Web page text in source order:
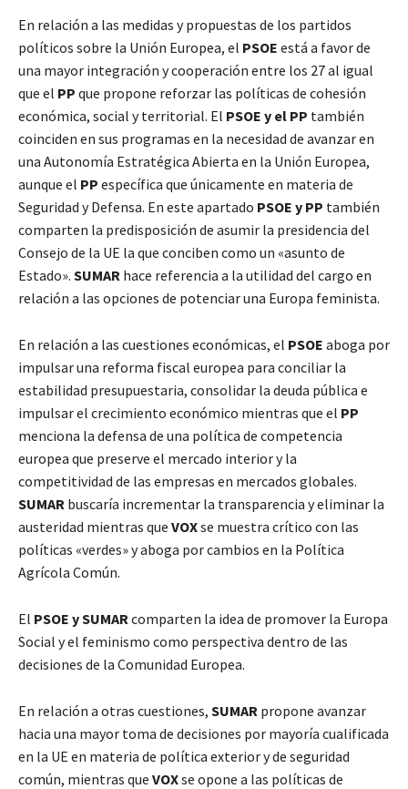
En relación a las medidas y propuestas de los partidos
políticos sobre la Unión Europea, el PSOE está a favor de
una mayor integración y cooperación entre los 27 al igual
que el PP que propone reforzar las políticas de cohesión
económica, social y territorial. El PSOE y el PP también
coinciden en sus programas en la necesidad de avanzar en
una Autonomía Estratégica Abierta en la Unión Europea,
aunque el PP específica que únicamente en materia de
Seguridad y Defensa. En este apartado PSOE y PP también
comparten la predisposición de asumir la presidencia del
Consejo de la UE la que conciben como un «asunto de
Estado». SUMAR hace referencia a la utilidad del cargo en
relación a las opciones de potenciar una Europa feminista.
En relación a las cuestiones económicas, el PSOE aboga por
impulsar una reforma fiscal europea para conciliar la
estabilidad presupuestaria, consolidar la deuda pública e
impulsar el crecimiento económico mientras que el PP
menciona la defensa de una política de competencia
europea que preserve el mercado interior y la
competitividad de las empresas en mercados globales.
SUMAR buscaría incrementar la transparencia y eliminar la
austeridad mientras que VOXse muestra crítico con las
políticas «verdes» y aboga por cambios en la Política
Agrícola Común.
El PSOE y SUMAR comparten la idea de promover la Europa
Social y el feminismo como perspectiva dentro de las
decisiones de la Comunidad Europea.
En relación a otras cuestiones, SUMAR propone avanzar
hacia una mayor toma de decisiones por mayoría cualificada
en la UE en materia de política exterior y de seguridad
común, mientras que VOXse opone a las políticas de